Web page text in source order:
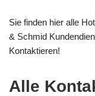
Sie finden hier alle
& Schmid
Kontaktieren!
Alle